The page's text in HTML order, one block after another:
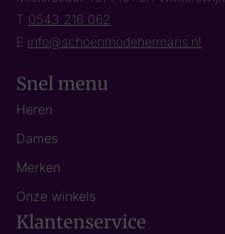
T 0543 216 062
E info@schoenmodehermans.nl
Snel menu
Heren
Dames
Merken
Onze winkels
Klantenservice